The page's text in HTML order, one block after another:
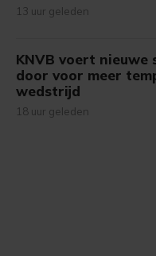
13 uur geleden
KNVB voert nieuwe
door voor meer
wedstrijd
18 uur geleden